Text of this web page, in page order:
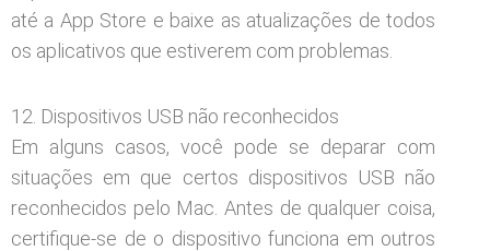
até a App Store e baixe as atualizações de todos
os aplicativos que estiverem com problemas.
12. Dispositivos USB não reconhecidos
Em alguns casos, você pode se deparar com
situações em que certos dispositivos USB não
reconhecidos pelo Mac. Antes de qualquer coisa,
certifique-se de o dispositivo funciona em outros